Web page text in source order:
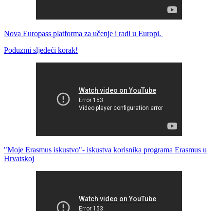
Nova Europass platforma za učenje i radi u Europi.
Poduzmi sljedeći korak!
"Moje Erasmus iskustvo"- iskustva korisnika programa Erasmus u
Hrvatskoj